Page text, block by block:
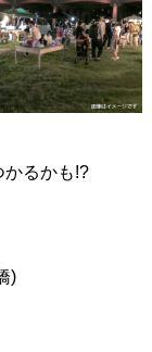
かるかも!?
)